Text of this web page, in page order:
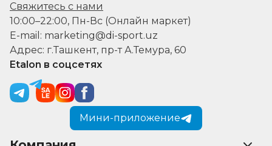
Свяжитесь с нами
10:00–22:00, Пн-Вс (Онлайн маркет)
E-mail: marketing@di-sport.uz
Адрес: г.Ташкент, пр-т А.Темура, 60
Etalon в соцсетях
Мини-приложение